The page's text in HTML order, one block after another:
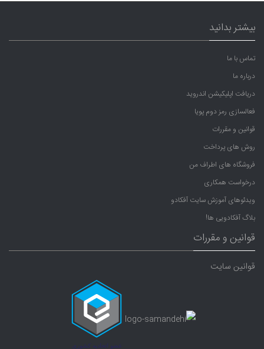
بیشتر بدانید
تماس با ما
درباره ما
دریافت اپلیکیشن اندروید
فعالسازی رمز دوم پویا
قوانین و مقررات
روش های پرداخت
فروشگاه های اطراف من
درخواست همکاری
ویدئوهای آموزش سایت آفکادو
بلاگ آفکادویی ها!
قوانین و مقررات
قوانین سایت